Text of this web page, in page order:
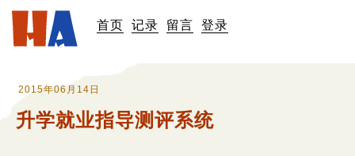
首页 记录 留言 登录
2015年06月14日
升学就业指导测评系统